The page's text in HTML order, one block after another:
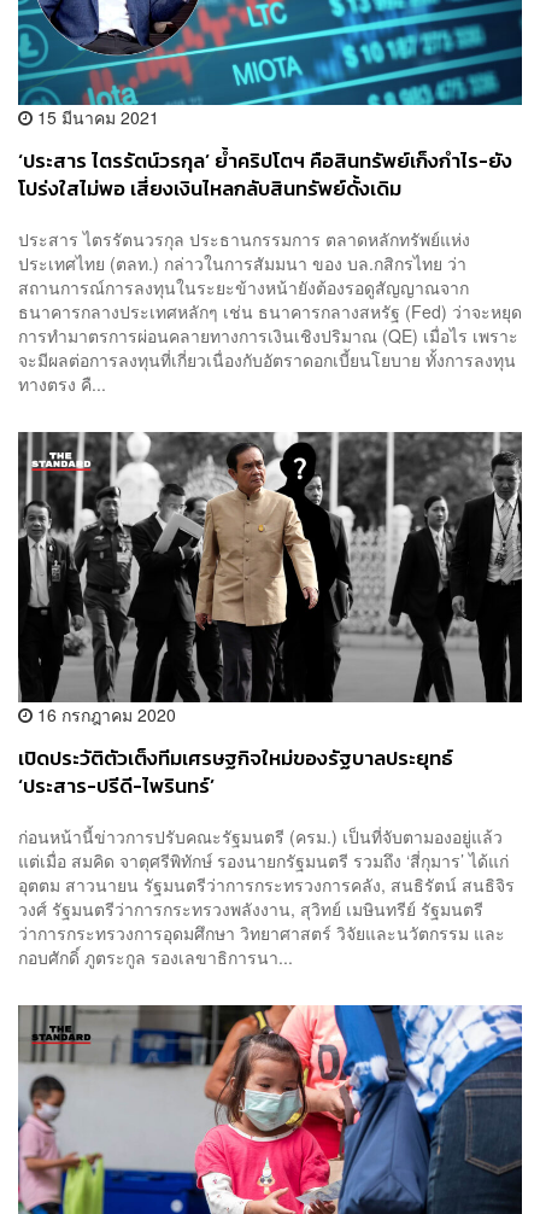
15 มีนาคม 2021
‘ประสาร ไตรรัตน์วรกุล’ ย้ำคริปโตฯ คือสินทรัพย์เก็งกำไร-ยัง
โปร่งใสไม่พอ เสี่ยงเงินไหลกลับสินทรัพย์ดั้งเดิม
ประสาร ไตรรัตนวรกุล ประธานกรรมการ ตลาดหลักทรัพย์แห่ง
ประเทศไทย (ตลท.) กล่าวในการสัมมนา ของ บล.กสิกรไทย ว่า
สถานการณ์การลงทุนในระยะข้างหน้ายังต้องรอดูสัญญาณจาก
ธนาคารกลางประเทศหลักๆ เช่น ธนาคารกลางสหรัฐ (Fed) ว่าจะหยุด
การทำมาตรการผ่อนคลายทางการเงินเชิงปริมาณ (QE) เมื่อไร เพราะ
จะมีผลต่อการลงทุนที่เกี่ยวเนื่องกับอัตราดอกเบี้ยนโยบาย ทั้งการลงทุน
ทางตรง คื...
16 กรกฎาคม 2020
เปิดประวัติตัวเต็งทีมเศรษฐกิจใหม่ของรัฐบาลประยุทธ์
‘ประสาร-ปรีดี-ไพรินทร์’
ก่อนหน้านี้ข่าวการปรับคณะรัฐมนตรี (ครม.) เป็นที่จับตามองอยู่แล้ว
แต่เมื่อ สมคิด จาตุศรีพิทักษ์ รองนายกรัฐมนตรี รวมถึง ‘สี่กุมาร’ ได้แก่
อุตตม สาวนายน รัฐมนตรีว่าการกระทรวงการคลัง, สนธิรัตน์ สนธิจิร
วงศ์ รัฐมนตรีว่าการกระทรวงพลังงาน, สุวิทย์ เมษินทรีย์ รัฐมนตรี
ว่าการกระทรวงการอุดมศึกษา วิทยาศาสตร์ วิจัยและนวัตกรรม และ
กอบศักดิ์ ภูตระกูล รองเลขาธิการนา...